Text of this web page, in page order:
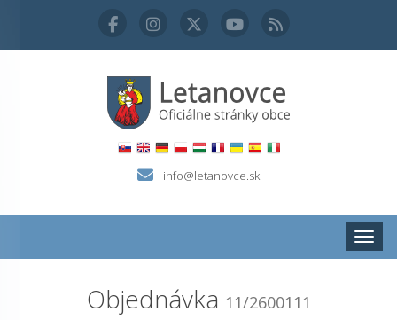
info@letanovce.sk
Objednávka 11/2600111